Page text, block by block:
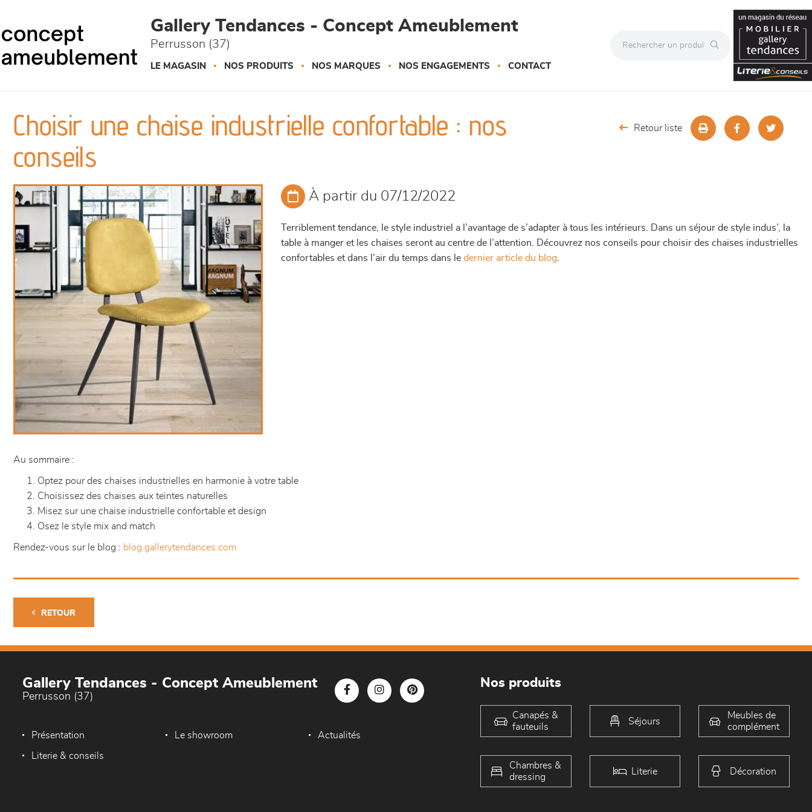
Gallery Tendances - Concept Ameublement
Perrusson (37)
LE MAGASIN NOS PRODUITS NOS MARQUES NOS ENGAGEMENTS CONTACT
Choisir une chaise industrielle confortable : nos
conseils
Retour liste
À partir du 07/12/2022
Terriblement tendance, le style industriel a l’avantage de s’adapter à tous les intérieurs. Dans un séjour de style indus’, la
table à manger et les chaises seront au centre de l’attention. Découvrez nos conseils pour choisir des chaises industrielles
confortables et dans l’air du temps dans ledernier article du blog
Au sommaire :
Optez pour des chaises industrielles en harmonie à votre table
Choisissez des chaises aux teintes naturelles
Misez sur une chaise industrielle confortable et design
Osez le style mix and match
Rendez-vous sur le blog : blog.gallerytendances.com
RETOUR
Gallery Tendances - Concept Ameublement
Perrusson (37)
Présentation Le showroom Actualités
Literie & conseils
Nos produits
Canapés &
fauteuils
Séjours
Meubles de
complément
Chambres &
dressing
Literie Décoration